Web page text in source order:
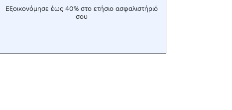
Εξοικονόμησε έως 40% στο ετήσιο ασφαλιστήριό
σου